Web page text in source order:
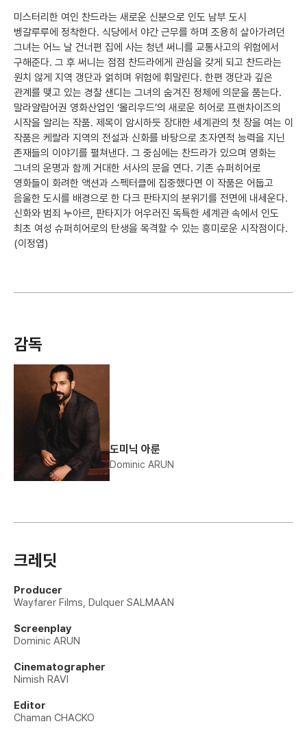
미스터리한 여인 찬드라는 새로운 신분으로 인도 남부 도시
벵갈루루에 정착한다. 식당에서 야간 근무를 하며 조용히 살아가려던
그녀는 어느 날 건너편 집에 사는 청년 써니를 교통사고의 위험에서
구해준다. 그 후 써니는 점점 찬드라에게 관심을 갖게 되고 찬드라는
원치 않게 지역 갱단과 얽히며 위험에 휘말린다. 한편 갱단과 깊은
관계를 맺고 있는 경찰 샌디는 그녀의 숨겨진 정체에 의문을 품는다.
말라얄람어권 영화산업인 ‘몰리우드’의 새로운 히어로 프랜차이즈의
시작을 알리는 작품. 제목이 암시하듯 장대한 세계관의 첫 장을 여는 이
작품은 케랄라 지역의 전설과 신화를 바탕으로 초자연적 능력을 지닌
존재들의 이야기를 펼쳐낸다. 그 중심에는 찬드라가 있으며 영화는
그녀의 운명과 함께 거대한 서사의 문을 연다. 기존 슈퍼히어로
영화들이 화려한 액션과 스펙터클에 집중했다면 이 작품은 어둡고
음울한 도시를 배경으로 한 다크 판타지의 분위기를 전면에 내세운다.
신화와 범죄 누아르, 판타지가 어우러진 독특한 세계관 속에서 인도
최초 여성 슈퍼히어로의 탄생을 목격할 수 있는 흥미로운 시작점이다.
(이정엽)
감독
도미닉 아룬
Dominic ARUN
크레딧
Producer
Wayfarer Films, Dulquer SALMAAN
Screenplay
Dominic ARUN
Cinematographer
Nimish RAVI
Editor
Chaman CHACKO